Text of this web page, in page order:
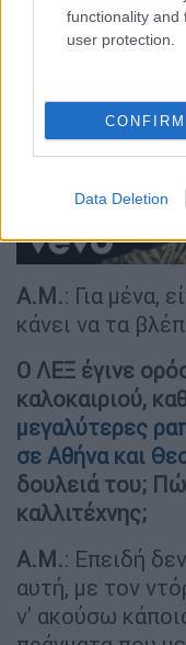
functionality and
user protection.
CONFIRM
Data Deletion
Α.Μ.: Για μένα,
κάνει να τα
O ΛΕΞ έγινε
καλοκαιριού,
μεγαλύτερες
σε Αθήνα και
δουλειά του;
καλλιτέχνης;
Α.Μ.: Επειδή
αυτή, με τον
ν' ακούσω